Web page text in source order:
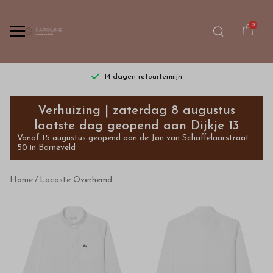
0
14 dagen retourtermijn
Lacoste
Overhemd
Bestel
kinderkleding
Verhuizing | zaterdag 8 augustus
laatste dag geopend aan Dijkje 13
Vanaf 15 augustus geopend aan de Jan van Schaffelaarstraat
50 in Barneveld
Home Lacoste Overhemd